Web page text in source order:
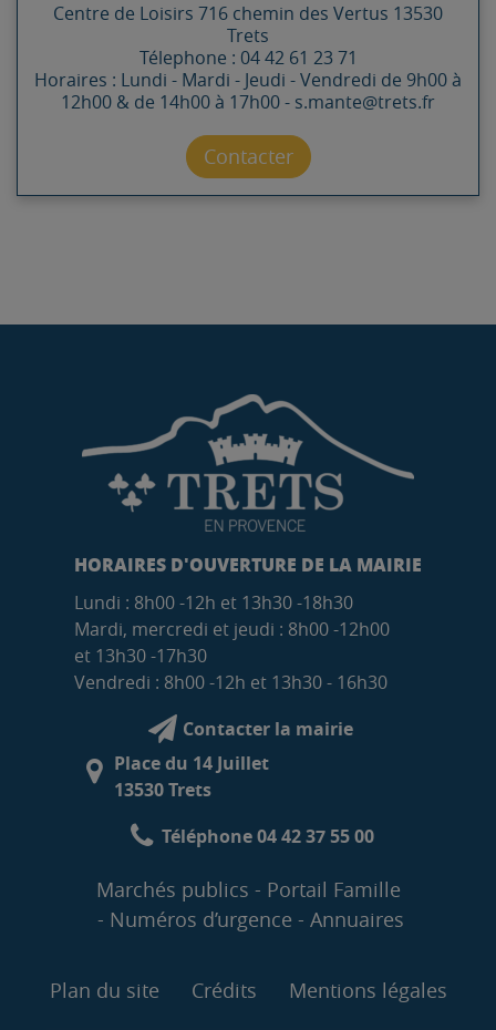
Centre de Loisirs 716 chemin des Vertus 13530
Trets
Télephone : 04 42 61 23 71
Horaires : Lundi - Mardi - Jeudi - Vendredi de 9h00 à
12h00 & de 14h00 à 17h00 - s.mante@trets.fr
Contacter par mail
Contacter
HORAIRES D'OUVERTURE DE LA MAIRIE
Lundi : 8h00 -12h et 13h30 -18h30
Mardi, mercredi et jeudi : 8h00 -12h00
et 13h30 -17h30
Vendredi : 8h00 -12h et 13h30 - 16h30
Contacter la mairie
Place du 14 Juillet
13530 Trets
Téléphone 04 42 37 55 00
Marchés publics
Portail Famille
Numéros d’urgence
Annuaires
Plan du site Crédits Mentions légales